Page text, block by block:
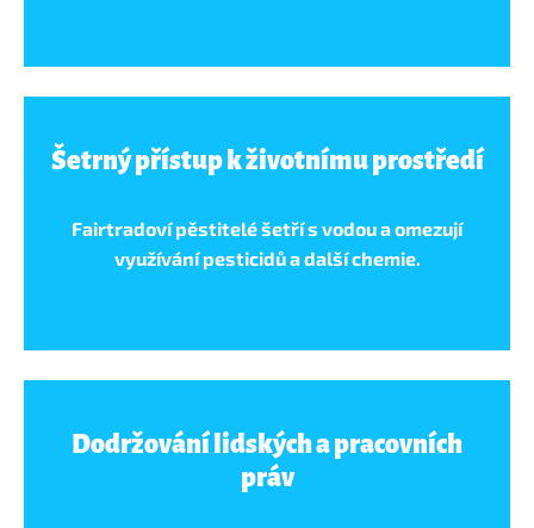
Šetrný přístup k životnímu prostředí
Fairtradoví pěstitelé šetří s vodou a omezují
využívání pesticidů a další chemie.
Dodržování lidských a pracovních
práv